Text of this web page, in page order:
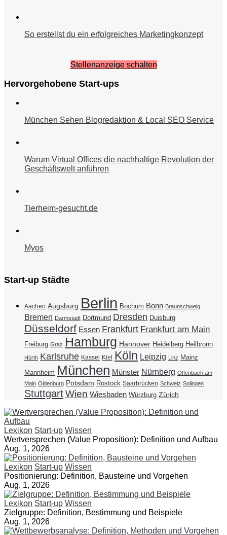
So erstellst du ein erfolgreiches Marketingkonzept
Stellenanzeige schalten
Hervorgehobene Start-ups
München Sehen Blogredaktion & Local SEO Service
Warum Virtual Offices die nachhaltige Revolution der
Geschäftswelt anführen
Tierheim-gesucht.de
Myos
Start-up Städte
Aachen Augsburg Berlin Bochum Bonn Braunschweig
Bremen Darmstadt Dortmund Dresden Duisburg
Düsseldorf Essen Frankfurt Frankfurt am Main
Freiburg Graz Hamburg Hannover Heidelberg Heilbronn
Hürth Karlsruhe Kassel Kiel Köln Leipzig Linz Mainz
Mannheim München Münster Nürnberg Offenbach am
Main Oldenburg Potsdam Rostock Saarbrücken Schweiz Solingen
StuttgartWien Wiesbaden Würzburg Zürich
Lexikon Start-up Wissen
Wertversprechen (Value Proposition): Definition und Aufbau
Aug. 1, 2026
Lexikon Start-up Wissen
Positionierung: Definition, Bausteine und Vorgehen
Aug. 1, 2026
Lexikon Start-up Wissen
Zielgruppe: Definition, Bestimmung und Beispiele
Aug. 1, 2026